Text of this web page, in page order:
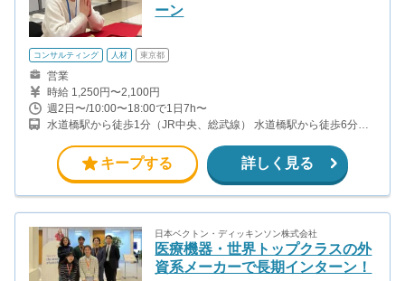
ーン
コンサルティング 人材 東京都
営業
時給 1,250円〜2,100円
週2日〜/10:00〜18:00で1日7h〜
水道橋駅から徒歩1分（JR中央、総武線） 水道橋駅から徒歩6分
キープする 詳しく見る
日本ベクトン・ディッキンソン株式会社
医療機器・世界トップクラスの外
資系メーカーで長期インターン！